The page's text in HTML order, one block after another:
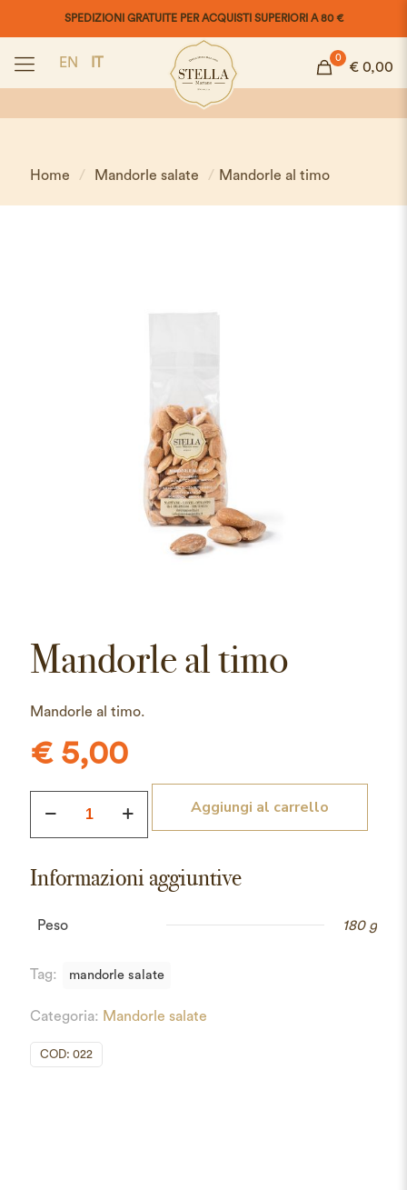
SPEDIZIONI GRATUITE PER ACQUISTI SUPERIORI A 80 €
EN IT 0
€ 0,00
Home / Mandorle salate / Mandorle al timo
Mandorle al timo
Mandorle al timo.
€5,00
quantità
Aggiungi al carrello
Informazioni aggiuntive
Peso 180 g
Tag: mandorle salate
Categoria: Mandorle salate
COD: 022